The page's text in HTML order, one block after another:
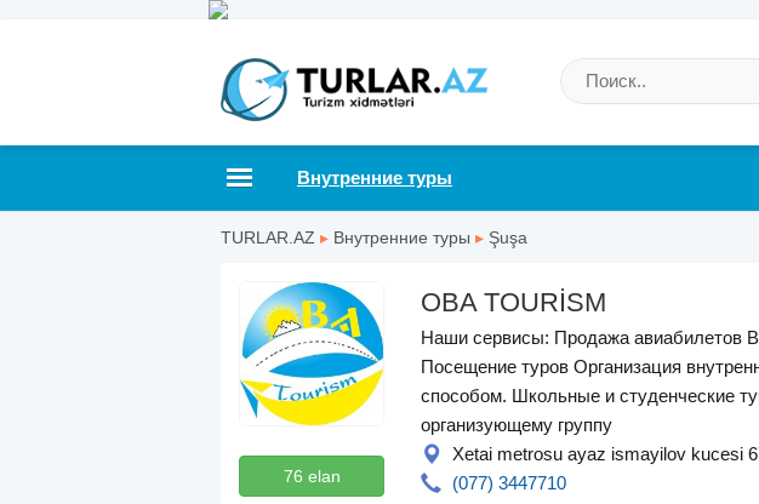
Внутренние туры
TURLAR.AZ ▸ Внутренние туры ▸ Şuşa
76 elan
OBA TOURİSM
Наши сервисы: Продажа авиабилетов
Посещение туров Организация
способом. Школьные и студенческие
организующему группу
Xetai metrosu ayaz ismayilov kucesi
(077) 3447710